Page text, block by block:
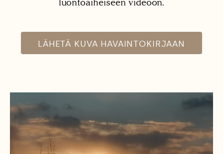
luontoaiheiseen videoon.
LÄHETÄ KUVA HAVAINTOKIRJAAN